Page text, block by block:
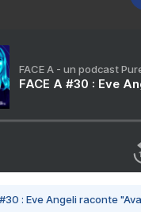
FACE A - un podcast
FACE A #30 : Eve
#30 : Eve Angeli raconte